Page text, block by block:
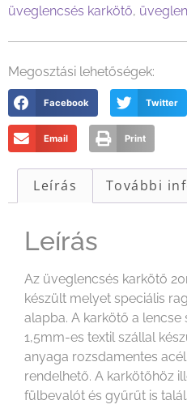
üveglencsés karkötő,
Megosztási lehetőségek:
Facebook Twitter
Email Print
Leírás További
Leírás
Az üveglencsés karkötő
készült melyet speciális
alapba. A karkötő a lencse
1,5mm-es textil szállal
anyaga rozsdamentes
rendelhető. A karkötőhöz
fülbevalót és gyűrűt is